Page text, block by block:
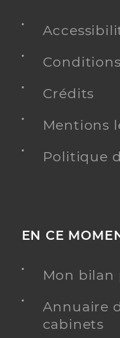
Crédits
Mentions
Politique
EN CE
Mon bilan
Annuaire
cabinets